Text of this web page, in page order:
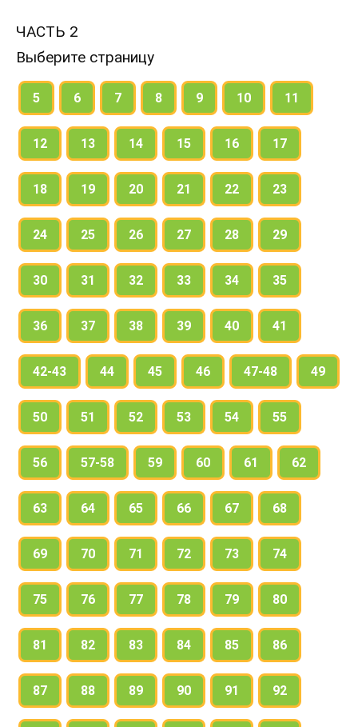
ЧАСТЬ 2
Выберите страницу
5 6 7 8 9 10 11
12 13 14 15 16 17
18 19 20 21 22 23
24 25 26 27 28 29
30 31 32 33 34 35
36 37 38 39 40 41
42-43 44 45 46 47-48 49
50 51 52 53 54 55
56 57-58 59 60 61 62
63 64 65 66 67 68
69 70 71 72 73 74
75 76 77 78 79 80
81 82 83 84 85 86
87 88 89 90 91 92